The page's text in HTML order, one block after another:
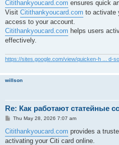
Citithankyoucard.com ensures quick
Visit Citithankyoucard.com to activate
access to your account.
Citithankyoucard.com helps users
effectively.
https://sites.google.com/view/quicken-h ... d-
willson
Re: Как работают статейные
P
s
t
Thu May 28, 2026 7:07 am
Citithankyoucard.com provides a
activating your Citi card online.